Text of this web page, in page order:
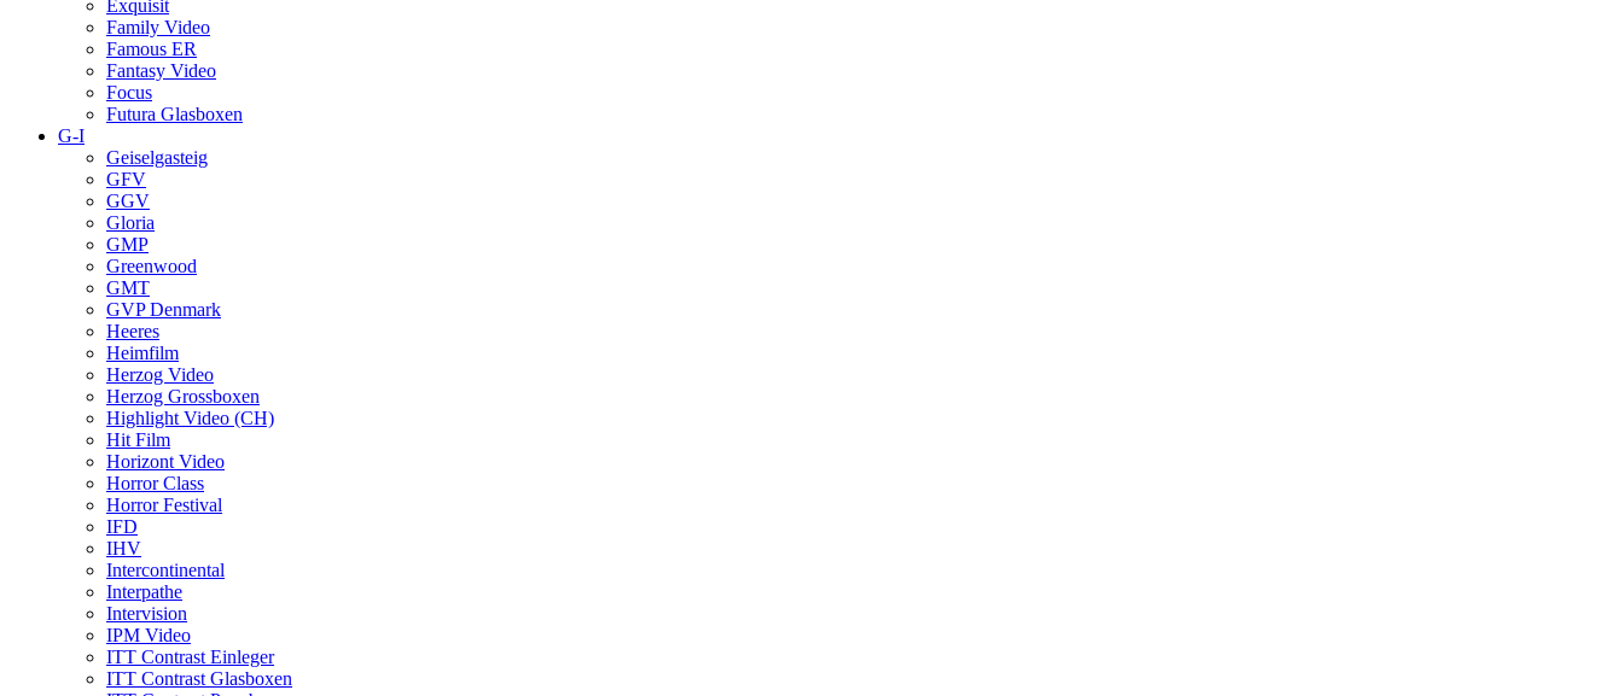
Exquisit
Family Video
Famous ER
Fantasy Video
Focus
Futura Glasboxen
G-I
Geiselgasteig
GFV
GGV
Gloria
GMP
Greenwood
GMT
GVP Denmark
Heeres
Heimfilm
Herzog Video
Herzog Grossboxen
Highlight Video (CH)
Hit Film
Horizont Video
Horror Class
Horror Festival
IFD
IHV
Intercontinental
Interpathe
Intervision
IPM Video
ITT Contrast Einleger
ITT Contrast Glasboxen